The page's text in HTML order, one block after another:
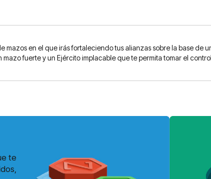
en el que irás fortaleciendo tus alianzas sobre la base de
fuerte y un Ejército implacable que te permita tomar el
te